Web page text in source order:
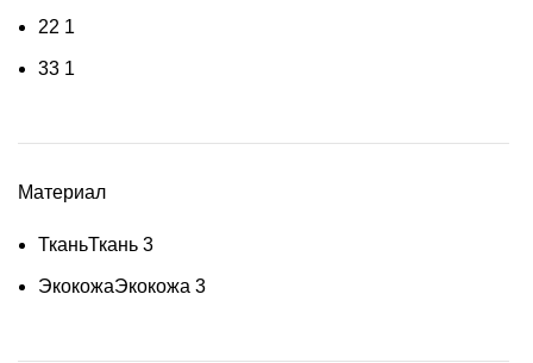
22 1
33 1
Материал
ТканьТкань 3
ЭкокожаЭкокожа 3